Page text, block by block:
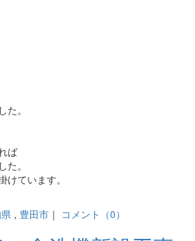
。
ば
。
ています。
, 豊田市 ｜ コメント（0）